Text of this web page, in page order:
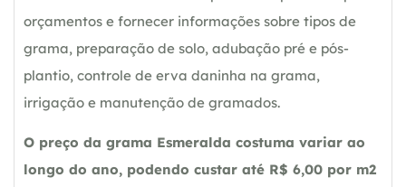
orçamentos e fornecer informações sobre tipos de
grama, preparação de solo, adubação pré e pós-
plantio, controle de erva daninha na grama,
irrigação e manutenção de gramados.
O preço da grama Esmeralda costuma variar ao
longo do ano, podendo custar até R$ 6,00 por m2